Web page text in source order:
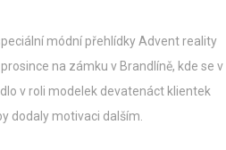
módní přehlídky Advent reality
na zámku v Brandlíně, kde se v
v roli modelek devatenáct klientek
dodaly motivaci dalším.